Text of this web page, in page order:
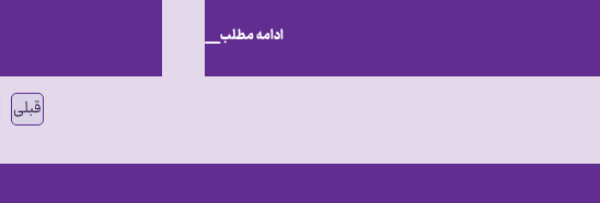
ادامه مطلب
قبلی